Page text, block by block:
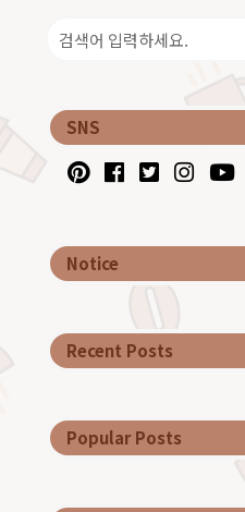
SNS
Notice
Recent Posts
Popular Posts